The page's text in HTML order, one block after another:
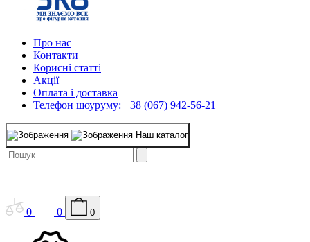
Про нас
Контакти
Корисні статті
Акції
Оплата і доставка
Телефон шоуруму: +38 (067) 942-56-21
Наш каталог
0 0 0